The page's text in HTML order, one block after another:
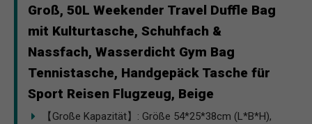
Groß, 50L Weekender Travel Duffle Bag
mit Kulturtasche, Schuhfach &
Nassfach, Wasserdicht Gym Bag
Tennistasche, Handgepäck Tasche für
Sport Reisen Flugzeug, Beige
【Große Kapazität】: Größe 54*25*38cm (L*B*H),